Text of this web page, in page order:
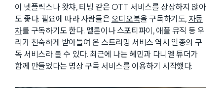
이 넷플릭스나 왓챠, 티빙 같은 OTT 서비스를 상상하지 않아
도 좋다. 필요에 따라 사람들은 오디오북을 구독하기도, 자동
차를 구독하기도 한다. 멜론이나 스포티파이, 애플 뮤직 등 우
리가 친숙하게 받아들여 온 스트리밍 서비스 역시 일종의 구
독 서비스라 볼 수 있다. 최근에 나는 혜민과 다니엘 튜더가
함께 만들었다는 명상 구독 서비스를 이용하기 시작했다.